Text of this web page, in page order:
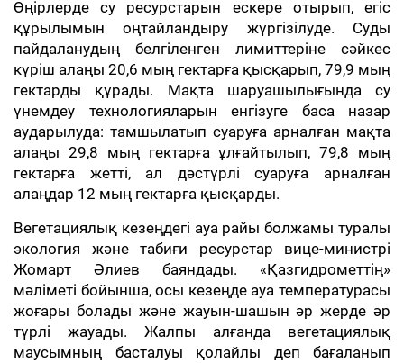
Өңірлерде су ресурстарын ескере отырып, егіс
құрылымын оңтайландыру жүргізілуде. Суды
пайдаланудың белгіленген лимиттеріне сәйкес
күріш алаңы 20,6 мың гектарға қысқарып, 79,9 мың
гектарды құрады. Мақта шаруашылығында су
үнемдеу технологияларын енгізуге баса назар
аударылуда: тамшылатып суаруға арналған мақта
алаңы 29,8 мың гектарға ұлғайтылып, 79,8 мың
гектарға жетті, ал дәстүрлі суаруға арналған
алаңдар 12 мың гектарға қысқарды.
Вегетациялық кезеңдегі ауа райы болжамы туралы
экология және табиғи ресурстар вице-министрі
Жомарт Әлиев баяндады. «Қазгидрометтің»
мәліметі бойынша, осы кезеңде ауа температурасы
жоғары болады және жауын-шашын әр жерде әр
түрлі жауады. Жалпы алғанда вегетациялық
маусымның басталуы қолайлы деп бағаланып